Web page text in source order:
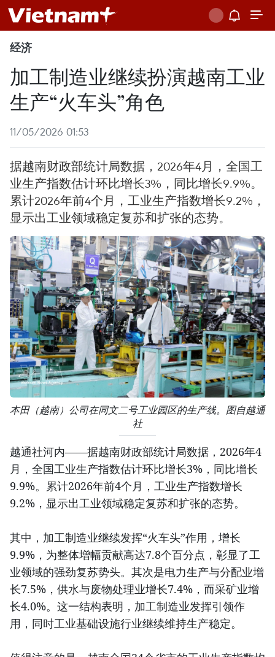
经济
加工制造业继续扮演越南工业
生产“火车头”角色
11/05/2026 01:53
据越南财政部统计局数据，2026年4月，全国工
业生产指数估计环比增长3%，同比增长9.9%。
累计2026年前4个月，工业生产指数增长9.2%，
显示出工业领域稳定复苏和扩张的态势。
本田（越南）公司在同文二号工业园区的生产线。图自越通
社
越通社河内——据越南财政部统计局数据，2026年4
月，全国工业生产指数估计环比增长3%，同比增长
9.9%。累计2026年前4个月，工业生产指数增长
9.2%，显示出工业领域稳定复苏和扩张的态势。
其中，加工制造业继续发挥“火车头”作用，增长
9.9%，为整体增幅贡献高达7.8个百分点，彰显了工
业领域的强劲复苏势头。其次是电力生产与分配业增
长7.5%，供水与废物处理业增长7.4%，而采矿业增
长4.0%。这一结构表明，加工制造业发挥引领作
用，同时工业基础设施行业继续维持生产稳定。